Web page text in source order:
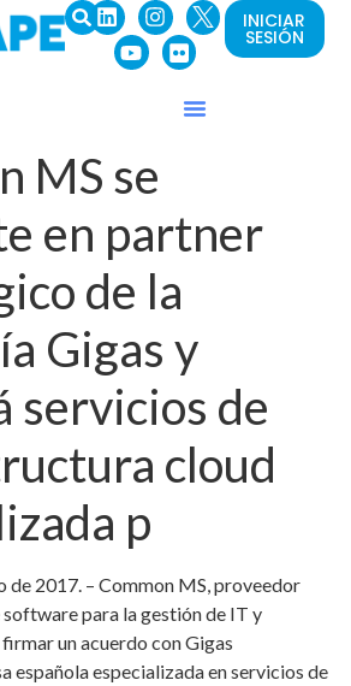
INICIAR
SESIÓN
MS se
en partner
de la
Gigas y
servicios de
cloud
p
2017. – Common MS, proveedor
para la gestión de IT y
un acuerdo con Gigas
española especializada en servicios de